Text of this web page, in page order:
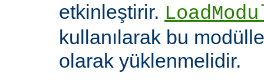
etkinleştirir.
kullanılarak bu
olarak yüklenmelidir.